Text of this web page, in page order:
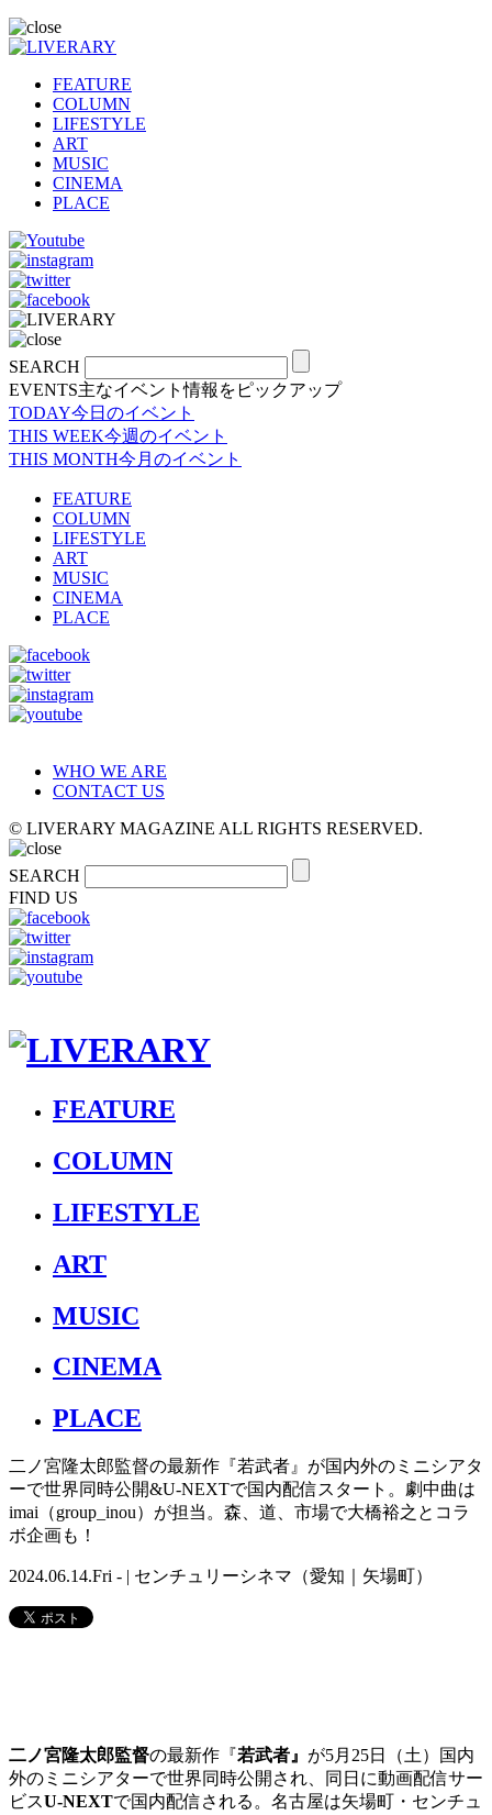
FEATURE
COLUMN
LIFESTYLE
ART
MUSIC
CINEMA
PLACE
SEARCH
EVENTS主なイベント情報をピックアップ
TODAY今日のイベント
THIS WEEK今週のイベント
THIS MONTH今月のイベント
FEATURE
COLUMN
LIFESTYLE
ART
MUSIC
CINEMA
PLACE
WHO WE ARE
CONTACT US
© LIVERARY MAGAZINE ALL RIGHTS RESERVED.
SEARCH
FIND US
FEATURE
COLUMN
LIFESTYLE
ART
MUSIC
CINEMA
PLACE
⼆ノ宮隆太郎監督の最新作『若武者』が国内外のミニシアタ
ーで世界同時公開&U-NEXTで国内配信スタート。劇中曲は
imai（group_inou）が担当。森、道、市場で大橋裕之とコラ
ボ企画も！
2024.06.14.Fri - | センチュリーシネマ（愛知｜矢場町）
⼆ノ宮隆太郎監督の最新作『若武者』 が5月25日（土）国内
外のミニシアターで世界同時公開され、同日に動画配信サー
ビスU-NEXTで国内配信される。名古屋は矢場町・センチュ